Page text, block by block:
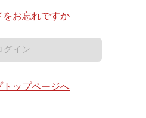
をお忘れですか
グイン
トップページへ